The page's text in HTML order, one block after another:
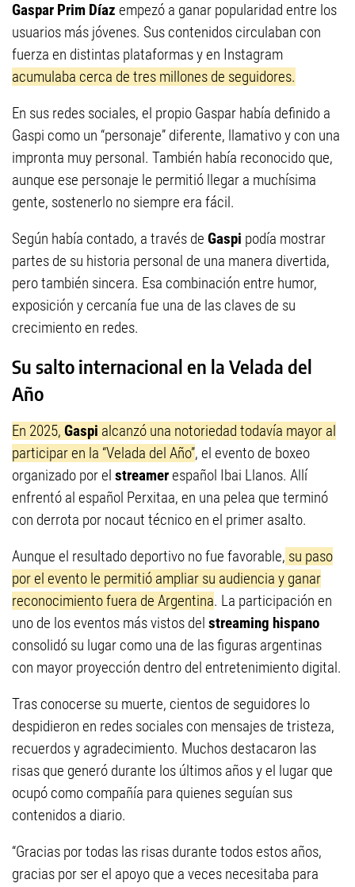
Gaspar Prim Díaz empezó a ganar popularidad entre los
usuarios más jóvenes. Sus contenidos circulaban con
fuerza en distintas plataformas y en Instagram
acumulaba cerca de tres millones de seguidores.
En sus redes sociales, el propio Gaspar había definido a
Gaspi como un “personaje” diferente, llamativo y con una
impronta muy personal. También había reconocido que,
aunque ese personaje le permitió llegar a muchísima
gente, sostenerlo no siempre era fácil.
Según había contado, a través de Gaspi podía mostrar
partes de su historia personal de una manera divertida,
pero también sincera. Esa combinación entre humor,
exposición y cercanía fue una de las claves de su
crecimiento en redes.
Su salto internacional en la Velada del
Año
En 2025, Gaspi alcanzó una notoriedad todavía mayor al
participar en la “Velada del Año”, el evento de boxeo
organizado por el streamerespañol Ibai Llanos. Allí
enfrentó al español Perxitaa, en una pelea que terminó
con derrota por nocaut técnico en el primer asalto.
Aunque el resultado deportivo no fue favorable, su paso
por el evento le permitió ampliar su audiencia y ganar
reconocimiento fuera de Argentina. La participación en
uno de los eventos más vistos del streaming hispano
consolidó su lugar como una de las figuras argentinas
con mayor proyección dentro del entretenimiento digital.
Tras conocerse su muerte, cientos de seguidores lo
despidieron en redes sociales con mensajes de tristeza,
recuerdos y agradecimiento. Muchos destacaron las
risas que generó durante los últimos años y el lugar que
ocupó como compañía para quienes seguían sus
contenidos a diario.
“Gracias por todas las risas durante todos estos años,
gracias por ser el apoyo que a veces necesitaba para